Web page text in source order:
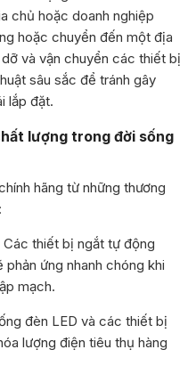
chủ hoặc doanh nghiệp
hoặc chuyển đến một địa
và vận chuyển các thiết bị
sâu sắc để tránh gây
lắp đặt.
lượng trong đời sống
hãng từ những thương
Các thiết bị ngắt tự động
ứng nhanh chóng khi
mạch.
đèn LED và các thiết bị
lượng điện tiêu thụ hàng